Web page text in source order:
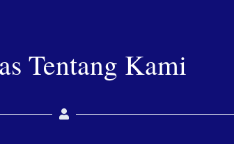
Tentang Kami